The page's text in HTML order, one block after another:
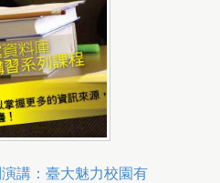
講：臺大魅力校園有